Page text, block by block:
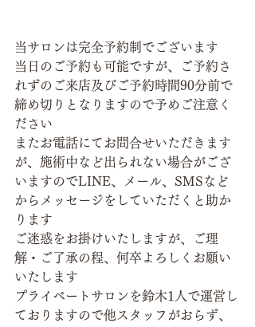
当サロンは完全予約制でございます
当日のご予約も可能ですが、ご予約さ
れずのご来店及びご予約時間90分前で
締め切りとなりますので予めご注意く
ださい
またお電話にてお問合せいただきます
が、施術中など出られない場合がござ
いますのでLINE、メール、SMSなど
からメッセージをしていただくと助か
ります
ご迷惑をお掛けいたしますが、ご理
解・ご了承の程、何卒よろしくお願い
いたします
プライベートサロンを鈴木1人で運営し
ておりますので他スタッフがおらず、